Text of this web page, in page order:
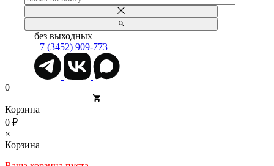
без выходных
+7 (3452) 909-773
0
Корзина
0 ₽
×
Корзина